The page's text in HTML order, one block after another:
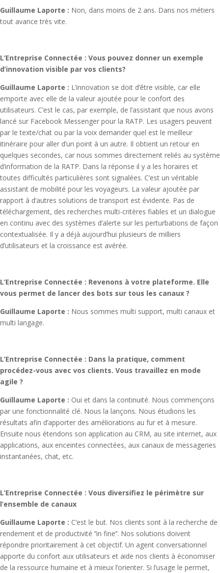
Guillaume Laporte : Non, dans moins de 2 ans. Dans nos métiers
tout avance très vite.
L’Entreprise Connectée : Vous pouvez donner un exemple
d’innovation visible par vos clients?
Guillaume Laporte : L’innovation se doit d’être visible, car elle
emporte avec elle de la valeur ajoutée pour le confort des
utilisateurs. C’est le cas, par exemple, de l’assistant que nous avons
lancé sur Facebook Messenger pour la RATP. Les usagers peuvent
par le texte/chat ou par la voix demander quel est le meilleur
itinéraire pour aller d’un point à un autre. Il obtient un retour en
quelques secondes, car nous sommes directement reliés au système
d’information de la RATP. Dans la réponse il y a les horaires et
toutes difficultés particulières sont signalées. C’est un véritable
assistant de mobilité pour les voyageurs. La valeur ajoutée par
rapport à d’autres solutions de transport est évidente. Pas de
téléchargement, des recherches multi-critères fiables et un dialogue
en continu avec des systèmes d’alerte sur les perturbations de façon
contextualisée. Il y a déjà aujourd’hui plusieurs de milliers
d’utilisateurs et la croissance est avérée.
L’Entreprise Connectée : Revenons à votre plateforme. Elle
vous permet de lancer des bots sur tous les canaux ?
Guillaume Laporte : Nous sommes multi support, multi canaux et
multi langage.
L’Entreprise Connectée : Dans la pratique, comment
procédez-vous avec vos clients. Vous travaillez en mode
agile ?
Guillaume Laporte : Oui et dans la continuité. Nous commençons
par une fonctionnalité clé. Nous la lançons. Nous étudions les
résultats afin d’apporter des améliorations au fur et à mesure.
Ensuite nous étendons son application au CRM, au site internet, aux
applications, aux enceintes connectées, aux canaux de messageries
instantanées, chat, etc.
L’Entreprise Connectée : Vous diversifiez le périmètre sur
l’ensemble de canaux
Guillaume Laporte : C’est le but. Nos clients sont à la recherche de
rendement et de productivité ‘’in fine’’. Nos solutions doivent
répondre prioritairement à cet objectif. Un agent conversationnel
apporte du confort aux utilisateurs et aide nos clients à économiser
de la ressource humaine et à mieux l’orienter. Si l’usage le permet,